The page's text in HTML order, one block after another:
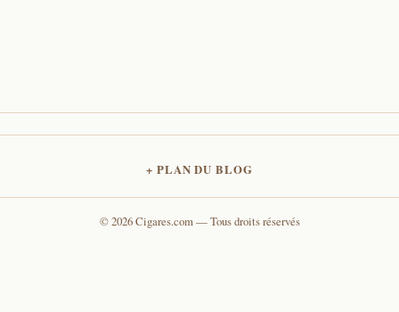
PLAN DU BLOG
© 2026 Cigares.com — Tous droits réservés